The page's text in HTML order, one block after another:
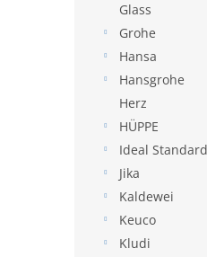
Glass
Grohe
Hansa
Hansgrohe
Herz
HÜPPE
Ideal Standard
Jika
Kaldewei
Keuco
Kludi